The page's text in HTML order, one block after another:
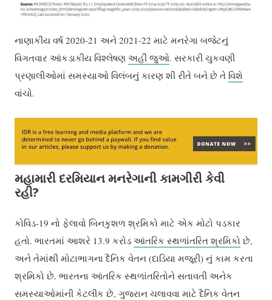
નાણાકીય વર્ષ 2020-21 અને 2021-22 માટે મનરેગા બજેટનું
વિગતવાર આંકડાકીય વિશ્લેષણઅહીં જુઓ. સરકારી ચુકવણી
પ્રણાલીઓમાં સમસ્યાઓ વિલંબનું કારણ શી રીતે બને છે તે વિશે
વાંચો.
મહામારી દરમિયાન મનરેગાની કામગીરી કેવી
રહી?
કોવિડ-19 નો ફેલાવો બિનકુશળ શ્રમિકો માટે એક મોટો પડકાર
હતો. ભારતમાં આશરે 13.9 કરોડઆંતરિક સ્થળાંતરિત શ્રમિકો છે,
અને તેમાંથી મોટાભાગના દૈનિક વેતન (દાડિયા મજૂરી) નું કામ કરતા
શ્રમિકો છે. ભારતના આંતરિક સ્થળાંતરિતોને સતાવતી અનેક
સમસ્યાઓમાંની કેટલીક છે, ગુજરાન ચલાવવા માટે દૈનિક વેતન